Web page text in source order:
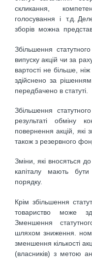
скликання,
голосування і т.д.
зборів можна
Збільшення
випуску акцій чи за
вартості не більше,
здійснено за
передбачено в статуті.
Збільшення
результаті обміну
повернення акцій, які
також з резервного
Зміни, які вносяться
капіталу мають бути
порядку.
Крім збільшення
товариство може
Зменшення
шляхом зниження.
зменшення кількості
(власників) з метою